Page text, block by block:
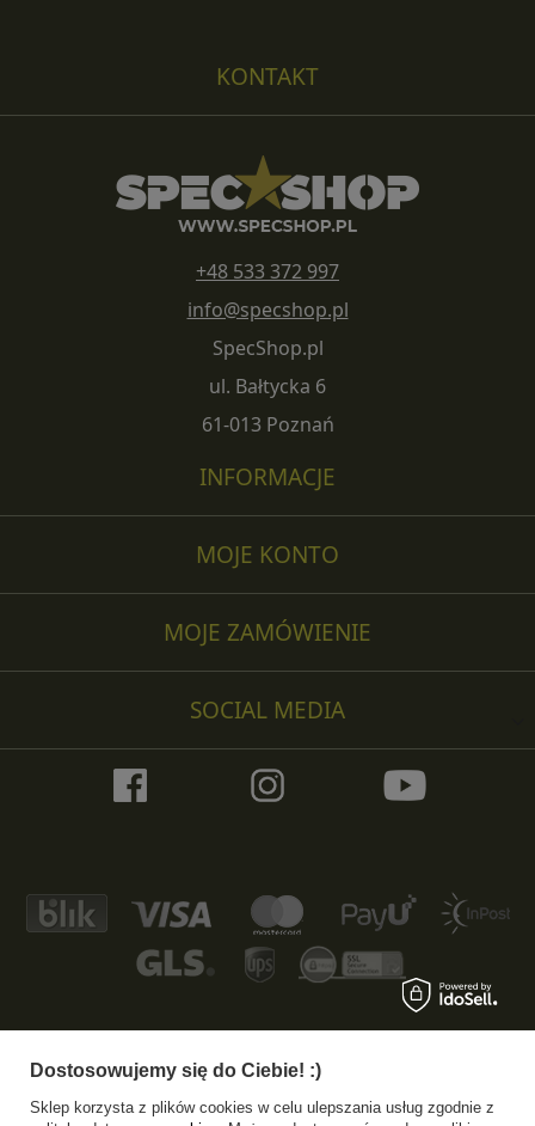
MOJE ZAMÓWIENIE
MOJE KONTO
KONTAKT
+48 533 372 997
info@specshop.pl
SpecShop.pl
ul. Bałtycka 6
61-013 Poznań
INFORMACJE
SOCIAL MEDIA
+48 533 372 997 info@specshop.pl
SpecShop.pl,Bałtycka 6, 61-013Poznań
Dostosowujemy się do Ciebie! :)
Sklep korzysta z plików cookies w celu ulepszania usług zgodnie z